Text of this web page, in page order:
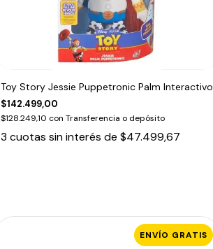
Toy Story Jessie Puppetronic Palm Interactivo
$142.499,00
$128.249,10 con Transferencia o depósito
3 cuotas sin interés de $47.499,67
ENVÍO GRATIS